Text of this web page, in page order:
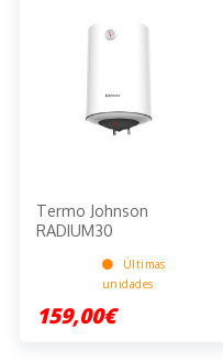
Termo Johnson
RADIUM30
Últimas
unidades
159,00€